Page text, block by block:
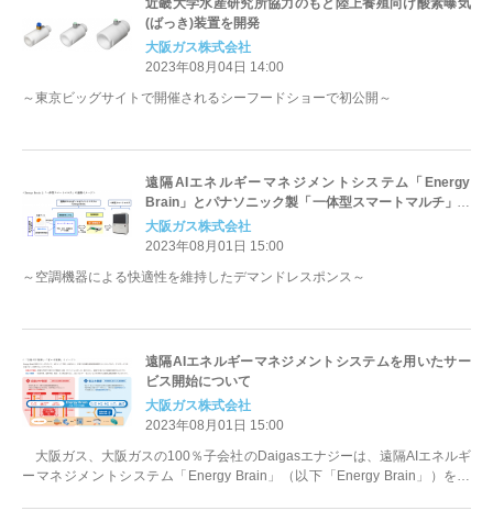
近畿大学水産研究所協力のもと陸上養殖向け酸素曝気
(ばっき)装置を開発
大阪ガス株式会社
2023年08月04日 14:00
～東京ビッグサイトで開催されるシーフードショーで初公開～
遠隔AIエネルギーマネジメントシステム「Energy
Brain」とパナソニック製「一体型スマートマルチ」の
連携について
大阪ガス株式会社
2023年08月01日 15:00
～空調機器による快適性を維持したデマンドレスポンス～
遠隔AIエネルギーマネジメントシステムを用いたサー
ビス開始について
大阪ガス株式会社
2023年08月01日 15:00
大阪ガス、大阪ガスの100％子会社のDaigasエナジーは、遠隔AIエネルギ
ーマネジメントシステム「Energy Brain」（以下「Energy Brain」）を用